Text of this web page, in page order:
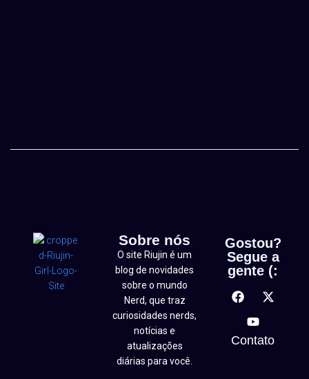
Sobre nós
O site Riujin é um
blog de novidades
sobre o mundo
Nerd, que traz
curiosidades nerds,
notícias e
atualizações
diárias para você.
Gostou?
Segue a
gente (:
Contato